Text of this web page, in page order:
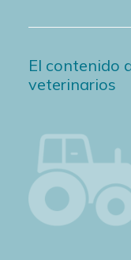
El contenido
veterinarios